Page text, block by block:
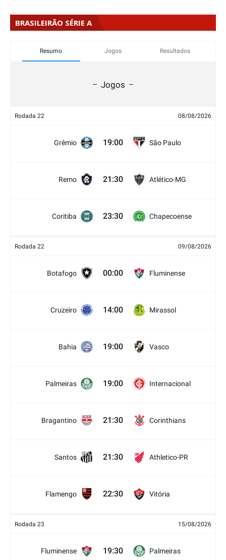
BRASILEIRÃO SÉRIE A
Resumo Jogos Resultados
Jogos
Rodada 22 08/08/2026
Grêmio 19:00 São Paulo
Remo 21:30 Atlético-MG
Coritiba 23:30 Chapecoense
Rodada 22 09/08/2026
Botafogo 00:00 Fluminense
Cruzeiro 14:00 Mirassol
Bahia 19:00 Vasco
Palmeiras 19:00 Internacional
Bragantino 21:30 Corinthians
Santos 21:30 Athletico-PR
Flamengo 22:30 Vitória
Rodada 23 15/08/2026
Fluminense 19:30 Palmeiras